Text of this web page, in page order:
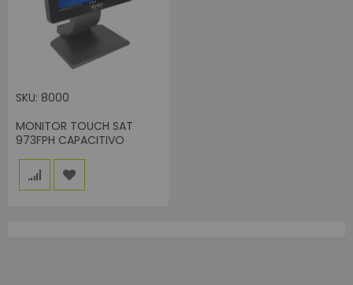
SKU: 8000
MONITOR TOUCH SAT
973FPH CAPACITIVO